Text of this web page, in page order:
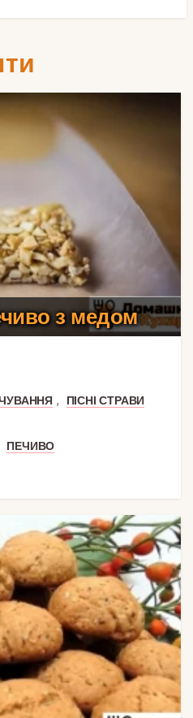
з медом
,
ПІСНІ СТРАВИ
ПЕЧИВО